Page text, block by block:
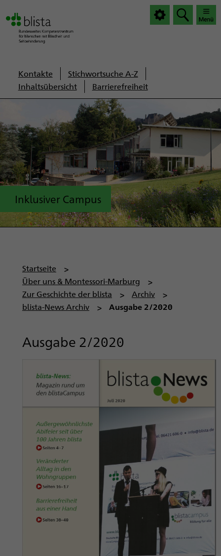
Servicenavigation
Kontakte
Stichwortsuche A-Z
Inhaltsübersicht
Barrierefreiheit
Inklusiver Campus
P
f
a
d
v
Startseite
Über uns & Montessori-Marburg
Zur Geschichte der blista
Archiv
blista-News Archiv
Ausgabe 2/2020
Ausgabe 2/2020